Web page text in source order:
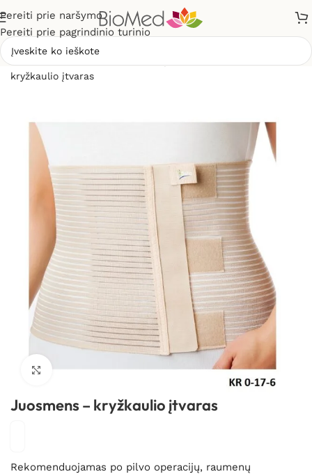
Pereiti prie naršymo
Pereiti prie pagrindinio turinio
kryžkaulio įtvaras
Spustelėkite, kad padidintumėte
Juosmens – kryžkaulio įtvaras
Rekomenduojamas po pilvo operacijų, raumenų